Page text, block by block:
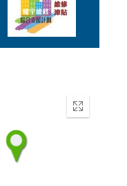
Enter
fullscreen